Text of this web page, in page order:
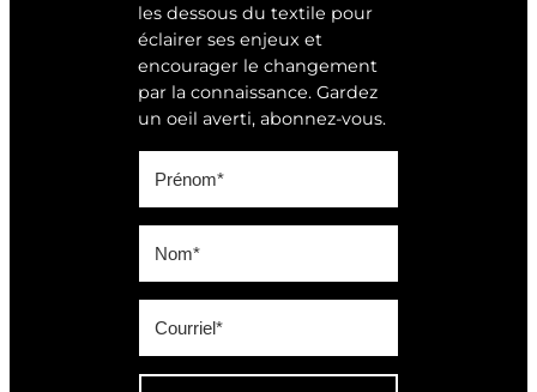
les dessous du textile pour
éclairer ses enjeux et
encourager le changement
par la connaissance. Gardez
un oeil averti, abonnez-vous.